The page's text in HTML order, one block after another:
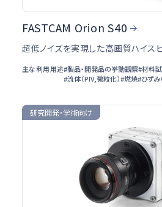
FASTCAM Orion S40
超低ノイズを実現した高画質ハイス
主な利用用途#製品・開発品の挙動観察#材料試
#流体（PIV,微粒化）#燃焼#ひずみ
研究開発・学術向け